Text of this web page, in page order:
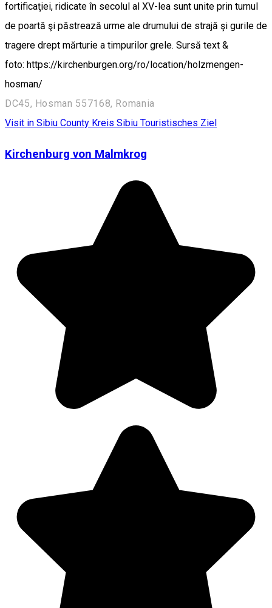
fortificaţiei, ridicate în secolul al XV-lea sunt unite prin turnul
de poartă şi păstrează urme ale drumului de strajă şi gurile de
tragere drept mărturie a timpurilor grele. Sursă text &
foto: https://kirchenburgen.org/ro/location/holzmengen-
hosman/
DC45, Hosman 557168, Romania
Visit in Sibiu County Kreis Sibiu Touristisches Ziel
Kirchenburg von Malmkrog